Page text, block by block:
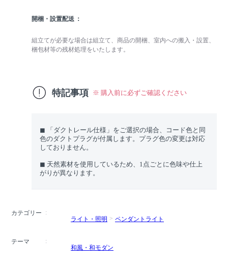
開梱・設置配送
組立てが必要な場合は組立て、商品の開梱、室内への搬入・設置、
梱包材等の残材処理をいたします。
特記事項 ※ 購入前に必ずご確認ください
◼︎ 「ダクトレール仕様」をご選択の場合、コード色と同
色のダクトプラグが付属します。プラグ色の変更は対応
しておりません。
◼︎ 天然素材を使用しているため、1点ごとに色味や仕上
がりが異なります。
カテゴリー
ライト・照明
ペンダントライト
テーマ
和風・和モダン